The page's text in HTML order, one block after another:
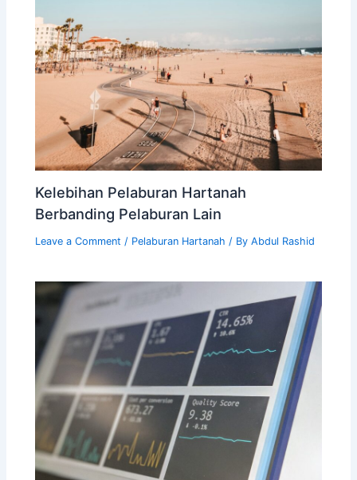
Kelebihan Pelaburan Hartanah
Berbanding Pelaburan Lain
Leave a Comment / Pelaburan Hartanah / ByAbdul Rashid